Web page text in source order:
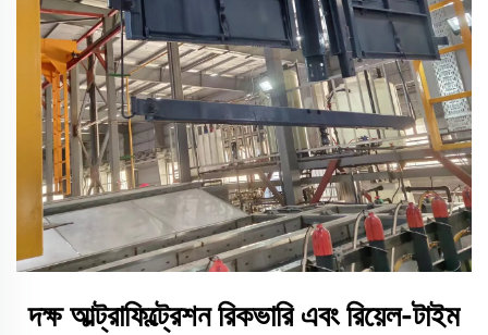
দক্ষ আল্ট্রাফিল্ট্রেশন রিকভারি এবং রিয়েল-টাইম